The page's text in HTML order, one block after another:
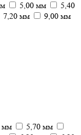
5,00 мм
5,40
7,20 мм
9,00 мм
мм
5,70 мм